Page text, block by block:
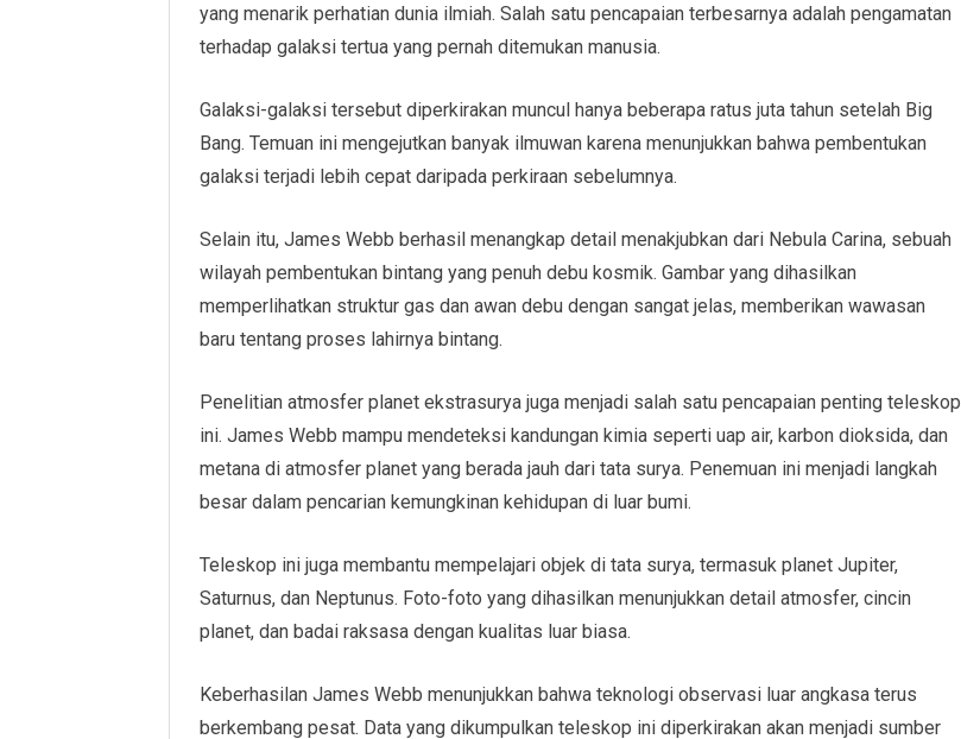
yang menarik perhatian dunia ilmiah. Salah satu pencapaian terbesarnya adalah pengamatan
terhadap galaksi tertua yang pernah ditemukan manusia.
Galaksi-galaksi tersebut diperkirakan muncul hanya beberapa ratus juta tahun setelah Big
Bang. Temuan ini mengejutkan banyak ilmuwan karena menunjukkan bahwa pembentukan
galaksi terjadi lebih cepat daripada perkiraan sebelumnya.
Selain itu, James Webb berhasil menangkap detail menakjubkan dari Nebula Carina, sebuah
wilayah pembentukan bintang yang penuh debu kosmik. Gambar yang dihasilkan
memperlihatkan struktur gas dan awan debu dengan sangat jelas, memberikan wawasan
baru tentang proses lahirnya bintang.
Penelitian atmosfer planet ekstrasurya juga menjadi salah satu pencapaian penting teleskop
ini. James Webb mampu mendeteksi kandungan kimia seperti uap air, karbon dioksida, dan
metana di atmosfer planet yang berada jauh dari tata surya. Penemuan ini menjadi langkah
besar dalam pencarian kemungkinan kehidupan di luar bumi.
Teleskop ini juga membantu mempelajari objek di tata surya, termasuk planet Jupiter,
Saturnus, dan Neptunus. Foto-foto yang dihasilkan menunjukkan detail atmosfer, cincin
planet, dan badai raksasa dengan kualitas luar biasa.
Keberhasilan James Webb menunjukkan bahwa teknologi observasi luar angkasa terus
berkembang pesat. Data yang dikumpulkan teleskop ini diperkirakan akan menjadi sumber